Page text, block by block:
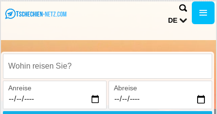
DE
Wohin reisen Sie?
Anreise Abreise